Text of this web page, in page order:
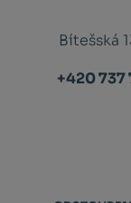
Bítešská
+420 737